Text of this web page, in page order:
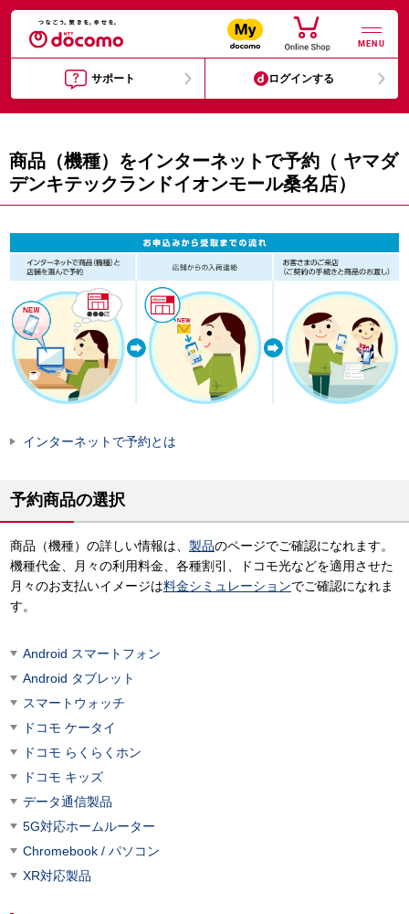
MENU
サポート ログインする
商品（機種）をインターネットで予約（ ヤマダ
デンキテックランドイオンモール桑名店）
インターネットで予約とは
予約商品の選択
商品（機種）の詳しい情報は、 製品のページでご確認になれます。
機種代金、月々の利用料金、各種割引、ドコモ光などを適用させた
月々のお支払いイメージは料金シミュレーションでご確認になれま
す。
Android スマートフォン
Android タブレット
スマートウォッチ
ドコモ ケータイ
ドコモ らくらくホン
ドコモ キッズ
データ通信製品
5G対応ホームルーター
Chromebook / パソコン
XR対応製品